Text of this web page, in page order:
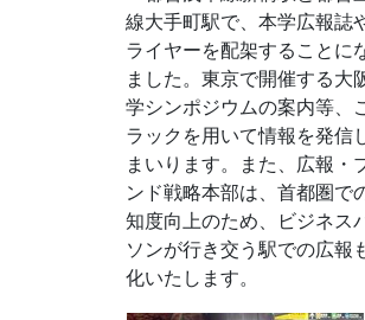
線大手町駅で、本学広報誌
ライヤーを配架することに
ました。東京で開催する大
学シンポジウムの案内等、
ラックを用いて情報を発信
まいります。また、広報・
ンド戦略本部は、首都圏で
知度向上のため、ビジネス
ソンが行き交う駅での広報
化いたします。